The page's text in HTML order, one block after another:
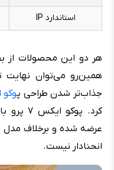
استاندارد IP
هر دو این محصولات از
همین‌رو می‌توان
جذاب‌تر شدن طراحی پوکو
کرد.
انحنادار نیست.